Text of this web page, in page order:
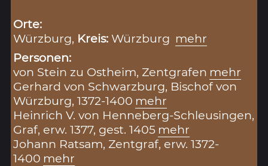
Orte:
Würzburg, Kreis:Würzburg mehr
Personen:
von Stein zu Ostheim, Zentgrafen mehr
Gerhard von Schwarzburg, Bischof von
Würzburg, 1372-1400 mehr
Heinrich V. von Henneberg-Schleusingen,
Graf, erw. 1377, gest. 1405 mehr
Johann Ratsam, Zentgraf, erw. 1372-
1400 mehr